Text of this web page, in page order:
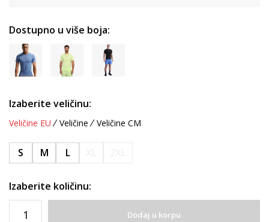
Dostupno u više boja:
Izaberite veličinu:
Veličine EU Veličine Veličine CM
S M L
Izaberite količinu:
Dodaj u korpu